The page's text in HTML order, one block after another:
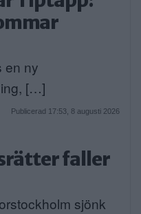
en ny
[…]
Publicerad 17:53, 8 augusti 2026
faller
sjönk